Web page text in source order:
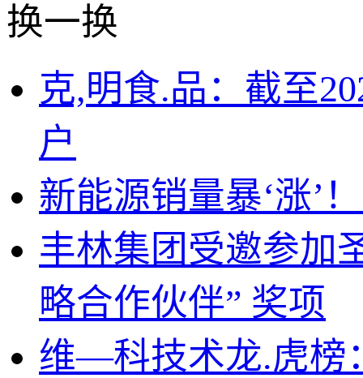
换一换
克,明食.品：截至
户
新能源销量暴‘涨’
丰林集团受邀参加
略合作伙伴” 奖项
维—科技术龙.虎榜